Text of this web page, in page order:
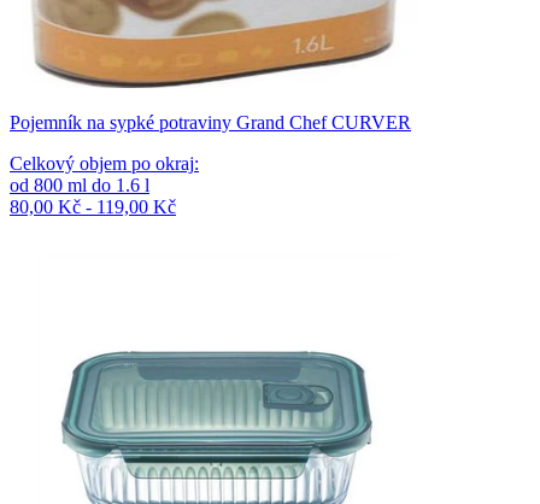
Pojemník na sypké potraviny Grand Chef CURVER
Celkový objem po okraj:
od 800 ml do 1.6 l
80,00 Kč - 119,00 Kč